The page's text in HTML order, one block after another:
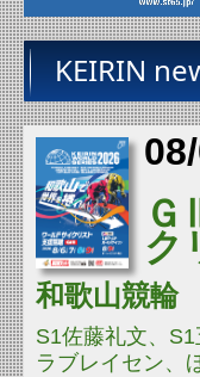
KEIRIN
08/
ＧⅢ
ク
和歌山競輪
S1佐藤礼文、 S1
ラブレイセン、